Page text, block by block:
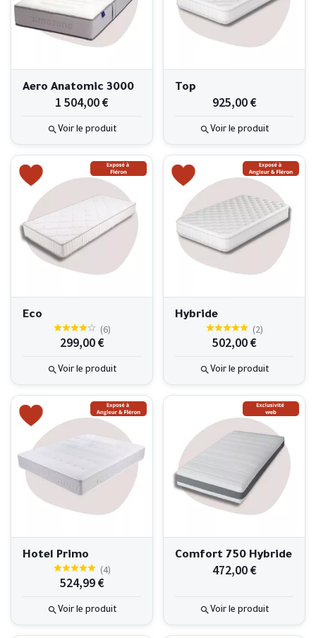
Aero Anatomic 3000
1 504,00 €
Voir le produit
Top
925,00 €
Voir le produit
Eco
(6)
299,00 €
Voir le produit
Hybride
(2)
502,00 €
Voir le produit
Hotel Primo
(4)
524,99 €
Voir le produit
Comfort 750 Hybride
472,00 €
Voir le produit